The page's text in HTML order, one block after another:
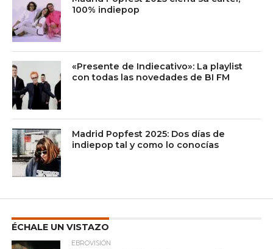
100% indiepop
«Presente de Indiecativo»: La playlist
con todas las novedades de BI FM
Madrid Popfest 2025: Dos días de
indiepop tal y como lo conocías
ÉCHALE UN VISTAZO
EBROVISIÓN